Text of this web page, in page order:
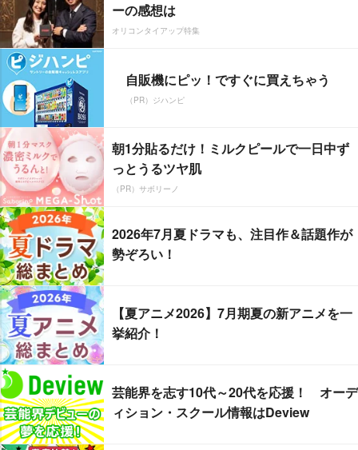
ーの感想は
オリコンタイアップ特集
自販機にピッ！ですぐに買えちゃう
（PR）ジハンピ
朝1分貼るだけ！ミルクピールで一日中ず
っとうるツヤ肌
（PR）サボリーノ
2026年7月夏ドラマも、注目作＆話題作が
勢ぞろい！
【夏アニメ2026】7月期夏の新アニメを一
挙紹介！
芸能界を志す10代～20代を応援！ オーデ
ィション・スクール情報はDeview